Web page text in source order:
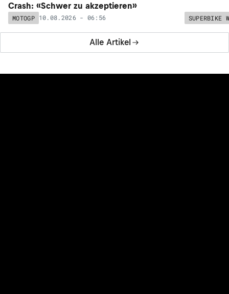
Alle Artikel
Crash: «Schwer zu akzeptieren»
MOTOGP 10.08.2026 - 06:56 SUPERBIKE